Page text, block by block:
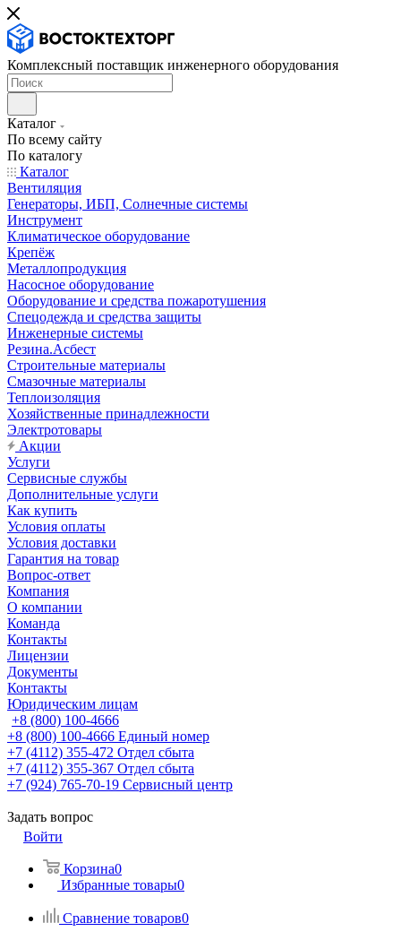
Комплексный поставщик инженерного оборудования
Каталог
По всему сайту
По каталогу
Каталог
Вентиляция
Генераторы, ИБП, Солнечные системы
Инструмент
Климатическое оборудование
Крепёж
Металлопродукция
Насосное оборудование
Оборудование и средства пожаротушения
Спецодежда и средства защиты
Инженерные системы
Резина.Асбест
Строительные материалы
Смазочные материалы
Теплоизоляция
Хозяйственные принадлежности
Электротовары
Акции
Услуги
Сервисные службы
Дополнительные услуги
Как купить
Условия оплаты
Условия доставки
Гарантия на товар
Вопрос-ответ
Компания
О компании
Команда
Контакты
Лицензии
Документы
Контакты
Юридическим лицам
+8 (800) 100-4666
+8 (800) 100-4666 Единый номер
+7 (4112) 355-472 Отдел сбыта
+7 (4112) 355-367 Отдел сбыта
+7 (924) 765-70-19 Сервисный центр
Задать вопрос
Войти
Корзина0
Избранные товары0
Сравнение товаров0